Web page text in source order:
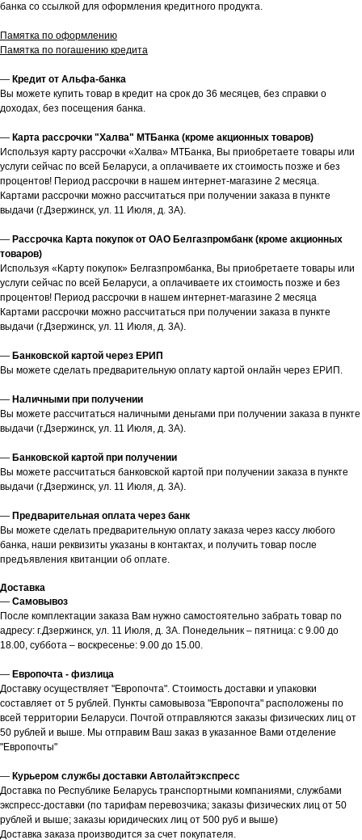
банка со ссылкой для оформления кредитного продукта.
Памятка по оформлению
Памятка по погашению кредита
— Кредит от Альфа-банка
Вы можете купить товар в кредит на срок до 36 месяцев, без справки о
доходах, без посещения банка.
— Карта рассрочки "Халва" МТБанка (кроме акционных товаров)
Используя карту рассрочки «Халва» МТБанка, Вы приобретаете товары или
услуги сейчас по всей Беларуси, а оплачиваете их стоимость позже и без
процентов! Период рассрочки в нашем интернет-магазине 2 месяца.
Картами рассрочки можно рассчитаться при получении заказа в пункте
выдачи (г.Дзержинск, ул. 11 Июля, д. 3А).
— Рассрочка Карта покупок от ОАО Белгазпромбанк (кроме акционных
товаров)
Используя «Карту покупок» Белгазпромбанка, Вы приобретаете товары или
услуги сейчас по всей Беларуси, а оплачиваете их стоимость позже и без
процентов! Период рассрочки в нашем интернет-магазине 2 месяца
Картами рассрочки можно рассчитаться при получении заказа в пункте
выдачи (г.Дзержинск, ул. 11 Июля, д. 3А).
— Банковской картой через ЕРИП
Вы можете сделать предварительную оплату картой онлайн через ЕРИП.
— Наличными при получении
Вы можете рассчитаться наличными деньгами при получении заказа в пункте
выдачи (г.Дзержинск, ул. 11 Июля, д. 3А).
— Банковской картой при получении
Вы можете рассчитаться банковской картой при получении заказа в пункте
выдачи (г.Дзержинск, ул. 11 Июля, д. 3А).
— Предварительная оплата через банк
Вы можете сделать предварительную оплату заказа через кассу любого
банка, наши реквизиты указаны в контактах, и получить товар после
предъявления квитанции об оплате.
Доставка
— Самовывоз
После комплектации заказа Вам нужно самостоятельно забрать товар по
адресу: г.Дзержинск, ул. 11 Июля, д. 3А. Понедельник – пятница: с 9.00 до
18.00, суббота – воскресенье: 9.00 до 15.00.
— Европочта - физлица
Доставку осуществляет "Европочта". Стоимость доставки и упаковки
составляет от 5 рублей. Пункты самовывоза "Европочта" расположены по
всей территории Беларуси. Почтой отправляются заказы физических лиц от
50 рублей и выше. Мы отправим Ваш заказ в указанное Вами отделение
"Европочты"
— Курьером службы доставки Автолайтэкспресс
Доставка по Республике Беларусь транспортными компаниями, службами
экспресс-доставки (по тарифам перевозчика; заказы физических лиц от 50
рублей и выше; заказы юридических лиц от 500 руб и выше)
Доставка заказа производится за счет покупателя.